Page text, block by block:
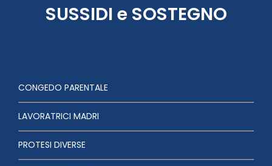
SUSSIDI e SOSTEGNO
CONGEDO PARENTALE
LAVORATRICI MADRI
PROTESI DIVERSE